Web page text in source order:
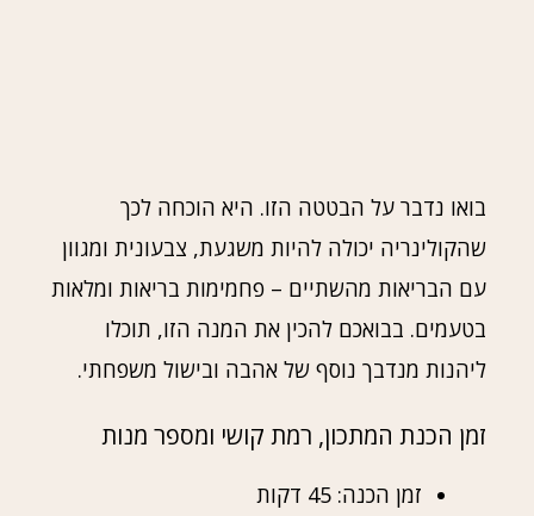
בואו נדבר על הבטטה הזו. היא הוכחה לכך
שהקולינריה יכולה להיות משגעת, צבעונית ומגוון
עם הבריאות מהשתיים – פחמימות בריאות ומלאות
בטעמים. בבואכם להכין את המנה הזו, תוכלו
ליהנות מנדבך נוסף של אהבה ובישול משפחתי.
זמן הכנת המתכון, רמת קושי ומספר מנות
זמן הכנה: 45 דקות